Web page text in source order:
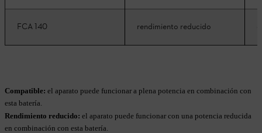
FCA 140 rendimiento reducido
Compatible: el aparato puede funcionar a plena potencia en combinación con
esta batería.
Rendimiento reducido: el aparato puede funcionar con una potencia reducida
en combinación con esta batería.